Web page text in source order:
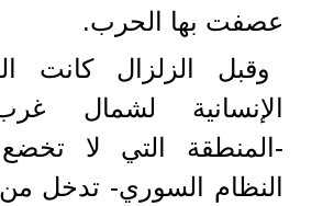
عصفت بها الحرب.
وقبل الزلزال كانت
الإنسانية لشمال
-المنطقة التي لا
النظام السوري- تدخل من